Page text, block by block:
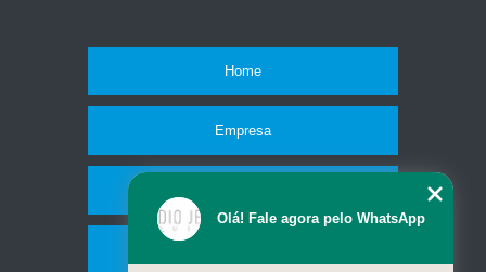
Home
Empresa
Olá! Fale agora pelo WhatsApp